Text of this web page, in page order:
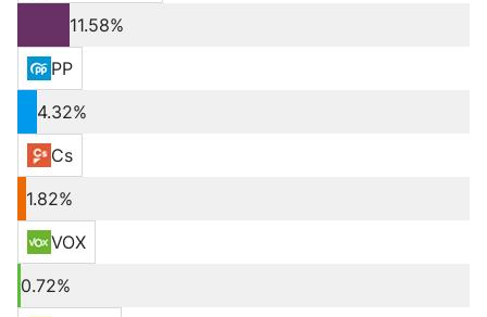
11.58%
PP
4.32%
Cs
1.82%
VOX
0.72%